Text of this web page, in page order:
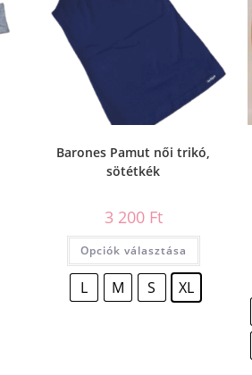
Barones Pamut női trikó,
sötétkék
3 200 Ft
Opciók választása
L M S XL